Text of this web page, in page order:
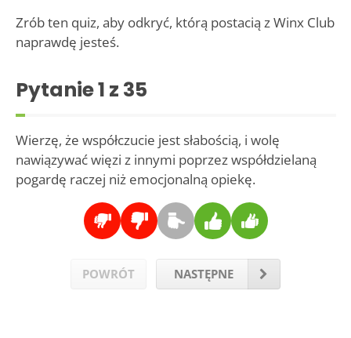
Zrób ten quiz, aby odkryć, którą postacią z Winx Club
naprawdę jesteś.
Pytanie1 z 35
Wierzę, że współczucie jest słabością, i wolę
nawiązywać więzi z innymi poprzez współdzielaną
pogardę raczej niż emocjonalną opiekę.
POWRÓT NASTĘPNE